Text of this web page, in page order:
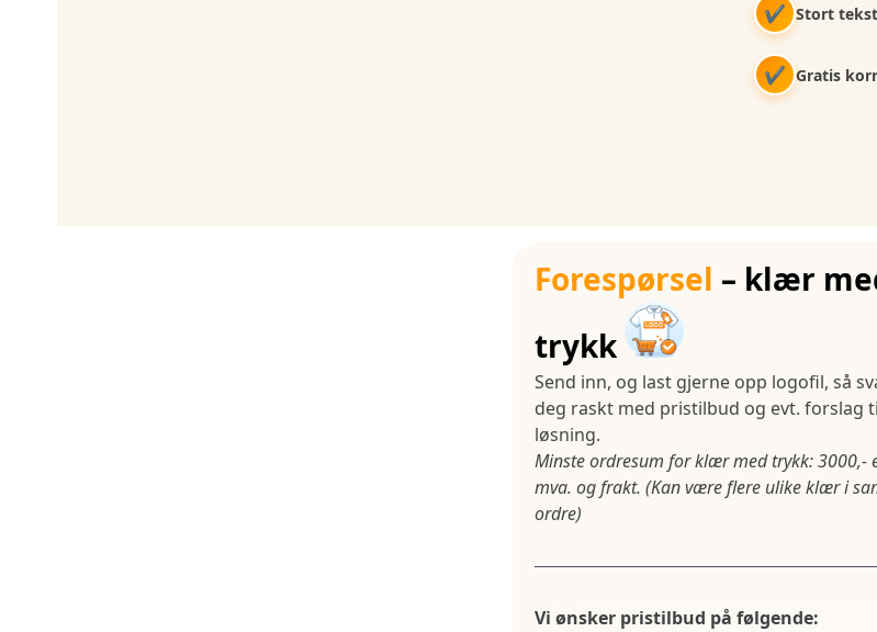
✔ Stort
✔ Gratis
Forespørsel – klær
trykk
Send inn, og last gjerne opp logofil, så
deg raskt med pristilbud og evt. forslag
løsning.
Minste ordresum for klær med trykk: 3000,-
mva. og frakt. (Kan være flere ulike klær i
ordre)
Vi ønsker pristilbud på følgende: